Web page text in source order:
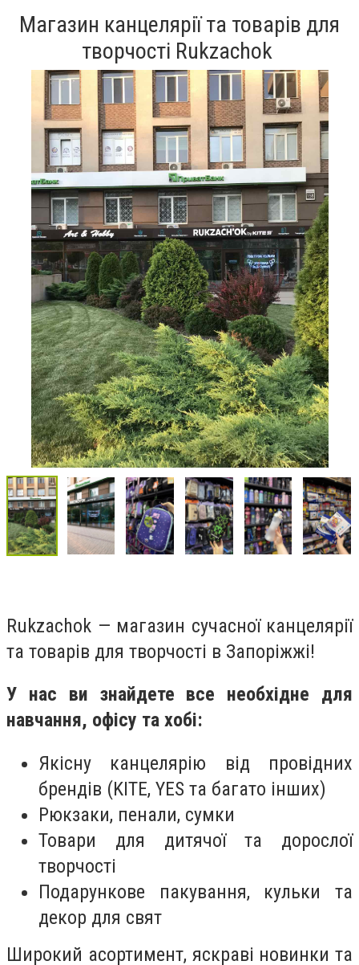
Магазин канцелярії та товарів для
творчості Rukzachok
Rukzachok — магазин сучасної канцелярії
та товарів для творчості в Запоріжжі!
У нас ви знайдете все необхідне для
навчання, офісу та хобі:
Якісну канцелярію від провідних
брендів (KITE, YES та багато інших)
Рюкзаки, пенали, сумки
Товари для дитячої та дорослої
творчості
Подарункове пакування, кульки та
декор для свят
Широкий асортимент, яскраві новинки та